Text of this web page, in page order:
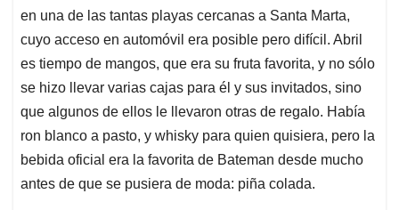
en una de las tantas playas cercanas a Santa Marta,
cuyo acceso en automóvil era posible pero difícil. Abril
es tiempo de mangos, que era su fruta favorita, y no sólo
se hizo llevar varias cajas para él y sus invitados, sino
que algunos de ellos le llevaron otras de regalo. Había
ron blanco a pasto, y whisky para quien quisiera, pero la
bebida oficial era la favorita de Bateman desde mucho
antes de que se pusiera de moda: piña colada.